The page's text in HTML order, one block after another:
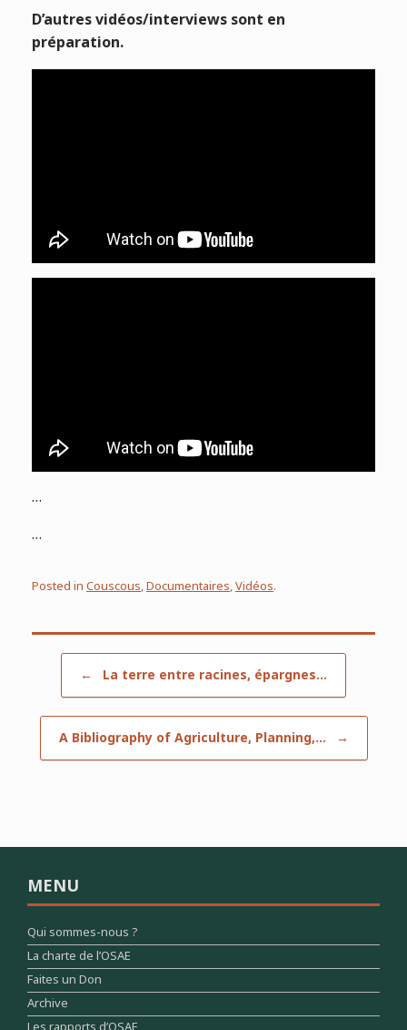
D’autres vidéos/interviews sont en
préparation.
…
…
Posted inCouscous,Documentaires,Vidéos.
Post navigation
← La terre entre racines, épargnes…
A Bibliography of Agriculture, Planning,… →
MENU
Qui sommes-nous ?
La charte de l’OSAE
Faites un Don
Archive